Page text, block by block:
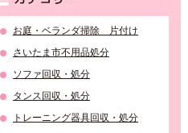
お庭・ベランダ掃除 片付け
さいたま市不用品処分
ソファ回収・処分
タンス回収・処分
トレーニング器具回収・処分